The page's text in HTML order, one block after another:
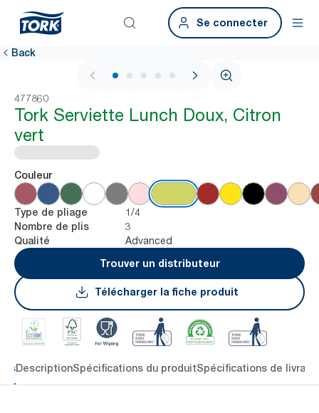
Se connecter
Back
1 / 5
477860
Tork Serviette Lunch Doux, Citron
vert
Couleur
Type de pliage 1/4
Nombre de plis 3
Qualité
Advanced
Trouver un distributeur
Télécharger la fiche produit
DescriptionSpécifications du produitSpécifications de